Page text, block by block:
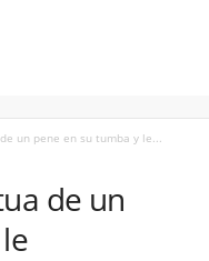
un pene en su tumba y le...
de un